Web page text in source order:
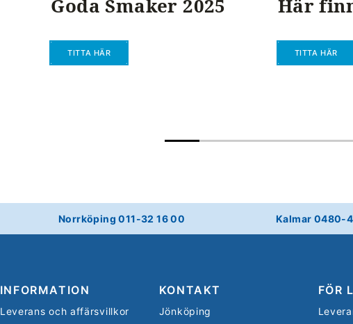
Goda Smaker 2025
TITTA HÄR
Här
TITTA HÄR
Norrköping 011-32 16 00 Kalmar 0480-
INFORMATION
Leverans och affärsvillkor
KONTAKT
Jönköping
FÖR